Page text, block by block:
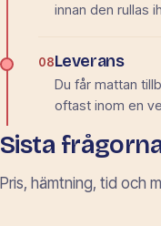
innan den rullas
08Leverans
Du får mattan
oftast inom en
Sista
Pris, hämtning, tid och